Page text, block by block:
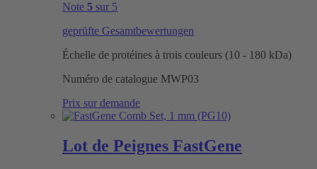
Note 5 sur 5
geprüfte Gesamtbewertungen
Échelle de protéines à trois couleurs (10 - 180 kDa)
Numéro de catalogue MWP03
Prix sur demande
Lot de Peignes FastGene